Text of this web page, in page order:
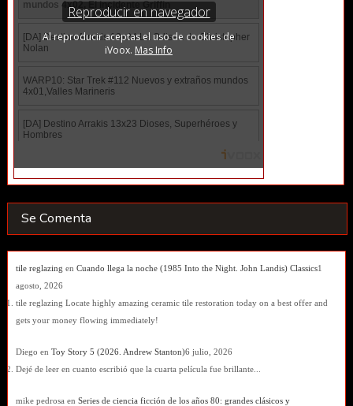
Se Comenta
tile reglazing en Cuando llega la noche (1985 Into the Night. John Landis) Classics1
agosto, 2026
tile reglazing Locate highly amazing ceramic tile restoration today on a best offer and
gets your money flowing immediately!
Diego en Toy Story 5 (2026. Andrew Stanton)6 julio, 2026
Dejé de leer en cuanto escribió que la cuarta película fue brillante...
mike pedrosa en Series de ciencia ficción de los años 80: grandes clásicos y